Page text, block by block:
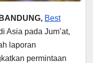
Best
Asia pada Jum’at,
laporan
permintaan